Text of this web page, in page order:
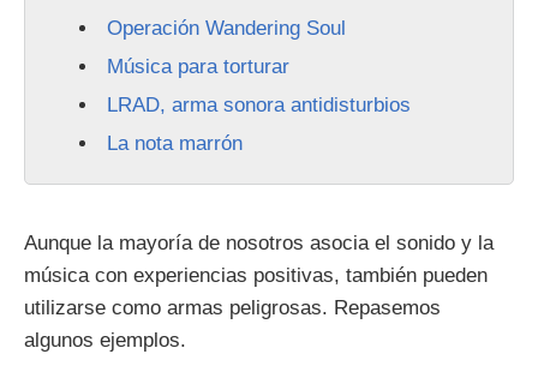
Operación Wandering Soul
Música para torturar
LRAD, arma sonora antidisturbios
La nota marrón
Aunque la mayoría de nosotros asocia el sonido y la
música con experiencias positivas, también pueden
utilizarse como armas peligrosas. Repasemos
algunos ejemplos.